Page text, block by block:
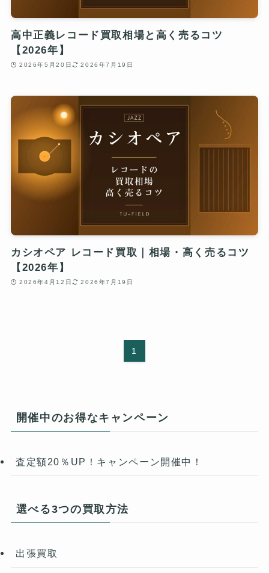
高中正義レコード買取相場と高く売るコツ
【2026年】
2026年5月20日 2026年7月19日
カシオペア レコード買取｜相場・高く売るコツ
【2026年】
2026年4月12日 2026年7月19日
1
開催中のお得なキャンペーン
査定額20％UP！キャンペーン開催中！
選べる3つの買取方法
出張買取